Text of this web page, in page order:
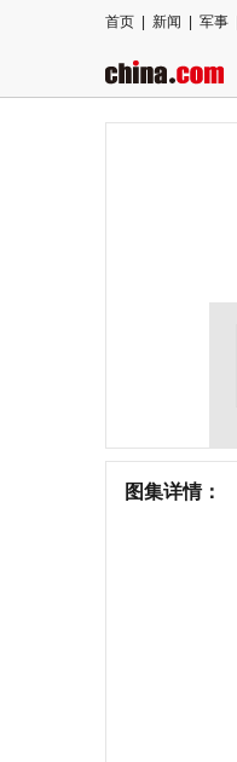
首页 新闻 军事
图集详情：